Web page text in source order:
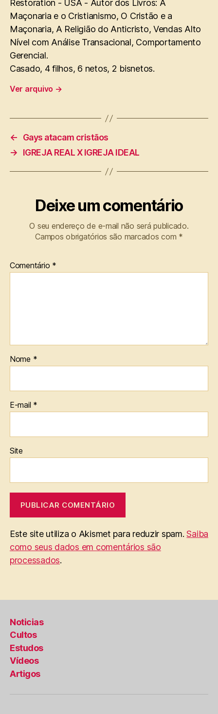
Restoration - USA - Autor dos Livros: A
Maçonaria e o Cristianismo, O Cristão e a
Maçonaria, A Religião do Anticristo, Vendas Alto
Nível com Análise Transacional, Comportamento
Gerencial.
Casado, 4 filhos, 6 netos, 2 bisnetos.
Ver arquivo →
←
Gays atacam cristãos
→
IGREJA REAL X IGREJA IDEAL
Deixe um comentário
O seu endereço de e-mail não será publicado.
Campos obrigatórios são marcados com *
Comentário *
Nome *
E-mail *
Site
Este site utiliza o Akismet para reduzir spam.Saiba
como seus dados em comentários são
processados.
Noticias
Cultos
Estudos
Vídeos
Artigos